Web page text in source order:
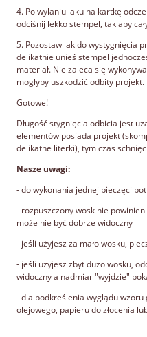
4. Po wylaniu laku na kartkę
odciśnij lekko stempel, tak aby
5. Pozostaw lak do wystygnięcia
delikatnie unieś stempel
materiał. Nie zaleca się
mogłyby uszkodzić odbity projekt.
Gotowe!
Długość stygnięcia odbicia jest
elementów posiada projekt
delikatne literki), tym czas
Nasze uwagi:
- do wykonania jednej pieczęci
- rozpuszczony wosk nie
może nie być dobrze widoczny
- jeśli użyjesz za mało wosku,
- jeśli użyjesz zbyt dużo wosku,
widoczny a nadmiar "wyjdzie"
- dla podkreślenia wyglądu
olejowego, papieru do złocenia